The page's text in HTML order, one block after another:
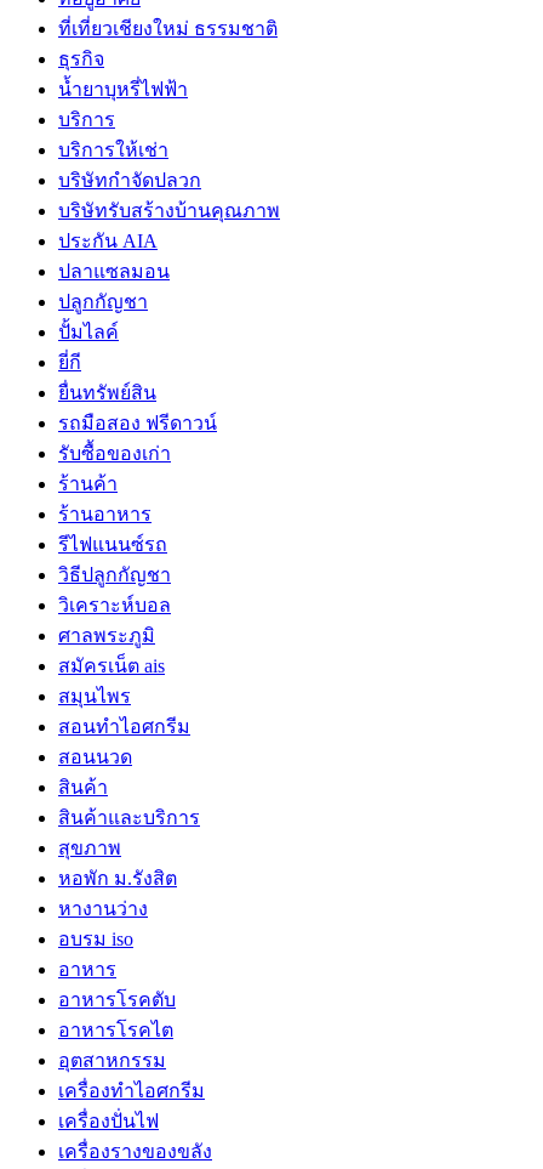
ที่เที่ยวเชียงใหม่ ธรรมชาติ
ธุรกิจ
น้ำยาบุหรี่ไฟฟ้า
บริการ
บริการให้เช่า
บริษัทกำจัดปลวก
บริษัทรับสร้างบ้านคุณภาพ
ประกัน AIA
ปลาแซลมอน
ปลูกกัญชา
ปั้มไลค์
ยี่กี
ยื่นทรัพย์สิน
รถมือสอง ฟรีดาวน์
รับซื้อของเก่า
ร้านค้า
ร้านอาหาร
รีไฟแนนซ์รถ
วิธีปลูกกัญชา
วิเคราะห์บอล
ศาลพระภูมิ
สมัครเน็ต ais
สมุนไพร
สอนทำไอศกรีม
สอนนวด
สินค้า
สินค้าและบริการ
สุขภาพ
หอพัก ม.รังสิต
หางานว่าง
อบรม iso
อาหาร
อาหารโรคตับ
อาหารโรคไต
อุตสาหกรรม
เครื่องทำไอศกรีม
เครื่องปั่นไฟ
เครื่องรางของขลัง